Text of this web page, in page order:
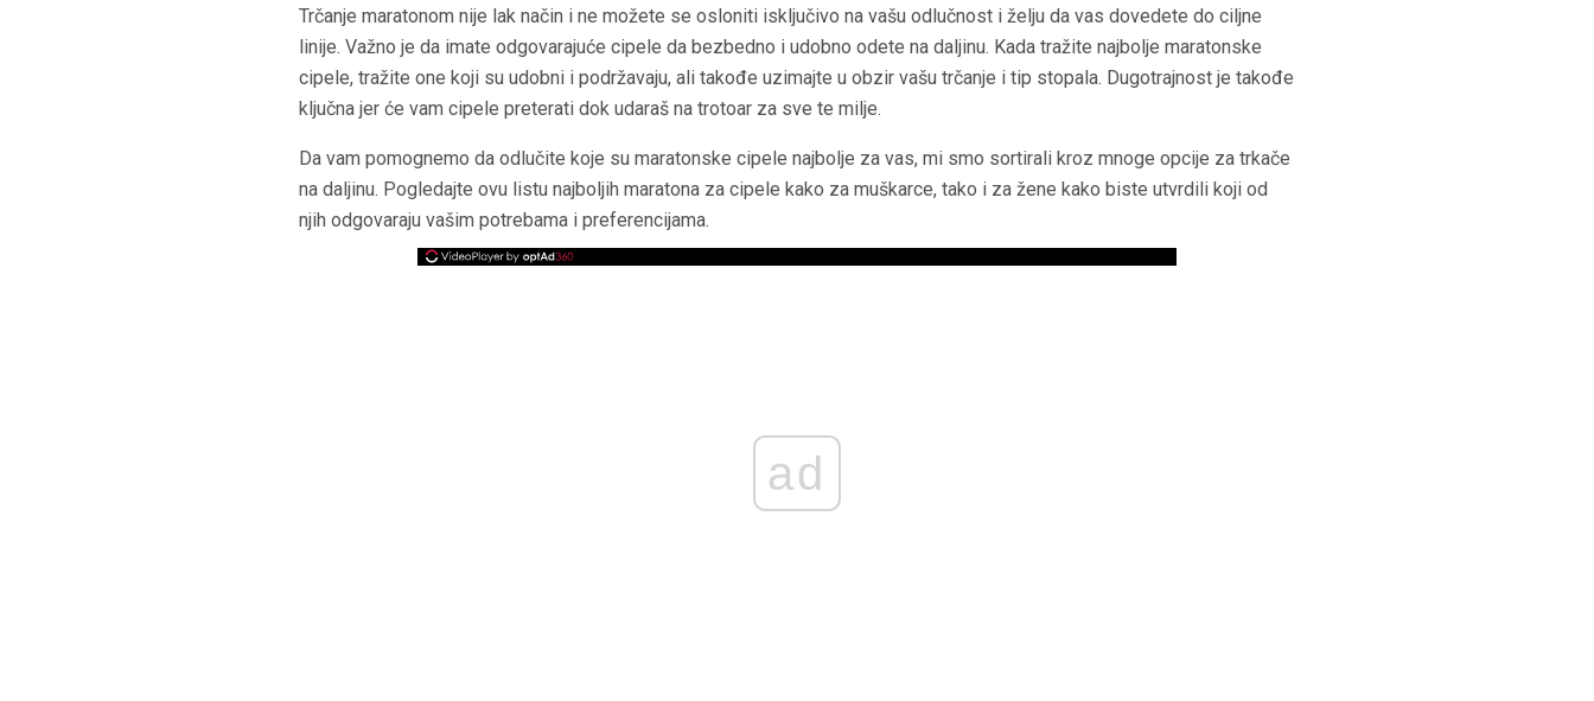
Trčanje maratonom nije lak način i ne možete se osloniti isključivo na vašu odlučnost i želju da vas dovedete do ciljne
linije. Važno je da imate odgovarajuće cipele da bezbedno i udobno odete na daljinu. Kada tražite najbolje maratonske
cipele, tražite one koji su udobni i podržavaju, ali takođe uzimajte u obzir vašu trčanje i tip stopala. Dugotrajnost je takođe
ključna jer će vam cipele preterati dok udaraš na trotoar za sve te milje.
Da vam pomognemo da odlučite koje su maratonske cipele najbolje za vas, mi smo sortirali kroz mnoge opcije za trkače
na daljinu. Pogledajte ovu listu najboljih maratona za cipele kako za muškarce, tako i za žene kako biste utvrdili koji od
njih odgovaraju vašim potrebama i preferencijama.
ad